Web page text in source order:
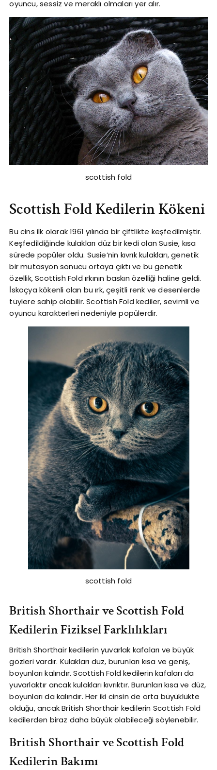
oyuncu, sessiz ve meraklı olmaları yer alır.
scottish fold
Scottish Fold Kedilerin Kökeni
Bu cins ilk olarak 1961 yılında bir çiftlikte keşfedilmiştir.
Keşfedildiğinde kulakları düz bir kedi olan Susie, kısa
sürede popüler oldu. Susie’nin kıvrık kulakları, genetik
bir mutasyon sonucu ortaya çıktı ve bu genetik
özellik, Scottish Fold ırkının baskın özelliği haline geldi.
İskoçya kökenli olan bu ırk, çeşitli renk ve desenlerde
tüylere sahip olabilir. Scottish Fold kediler, sevimli ve
oyuncu karakterleri nedeniyle popülerdir.
scottish fold
British Shorthair ve Scottish Fold
Kedilerin Fiziksel Farklılıkları
British Shorthair kedilerin yuvarlak kafaları ve büyük
gözleri vardır. Kulakları düz, burunları kısa ve geniş,
boyunları kalındır. Scottish Fold kedilerin kafaları da
yuvarlaktır ancak kulakları kıvrıktır. Burunları kısa ve düz,
boyunları da kalındır. Her iki cinsin de orta büyüklükte
olduğu, ancak British Shorthair kedilerin Scottish Fold
kedilerden biraz daha büyük olabileceği söylenebilir.
British Shorthair ve Scottish Fold
Kedilerin Bakımı